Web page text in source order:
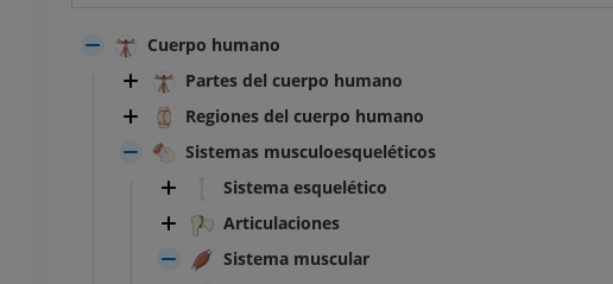
Cuerpo humano
Partes del cuerpo humano
Regiones del cuerpo humano
Sistemas musculoesqueléticos
Sistema esquelético
Articulaciones
Sistema muscular